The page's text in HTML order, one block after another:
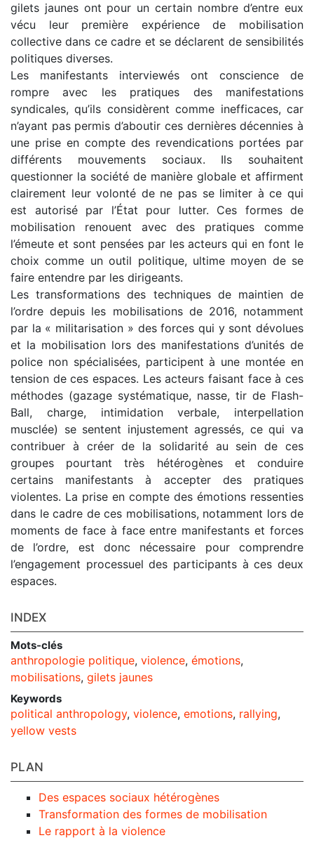
gilets jaunes ont pour un certain nombre d’entre eux
vécu leur première expérience de mobilisation
collective dans ce cadre et se déclarent de sensibilités
politiques diverses.
Les manifestants interviewés ont conscience de
rompre avec les pratiques des manifestations
syndicales, qu’ils considèrent comme inefficaces, car
n’ayant pas permis d’aboutir ces dernières décennies à
une prise en compte des revendications portées par
différents mouvements sociaux. Ils souhaitent
questionner la société de manière globale et affirment
clairement leur volonté de ne pas se limiter à ce qui
est autorisé par l’État pour lutter. Ces formes de
mobilisation renouent avec des pratiques comme
l’émeute et sont pensées par les acteurs qui en font le
choix comme un outil politique, ultime moyen de se
faire entendre par les dirigeants.
Les transformations des techniques de maintien de
l’ordre depuis les mobilisations de 2016, notamment
par la « militarisation » des forces qui y sont dévolues
et la mobilisation lors des manifestations d’unités de
police non spécialisées, participent à une montée en
tension de ces espaces. Les acteurs faisant face à ces
méthodes (gazage systématique, nasse, tir de Flash-
Ball, charge, intimidation verbale, interpellation
musclée) se sentent injustement agressés, ce qui va
contribuer à créer de la solidarité au sein de ces
groupes pourtant très hétérogènes et conduire
certains manifestants à accepter des pratiques
violentes. La prise en compte des émotions ressenties
dans le cadre de ces mobilisations, notamment lors de
moments de face à face entre manifestants et forces
de l’ordre, est donc nécessaire pour comprendre
l’engagement processuel des participants à ces deux
espaces.
INDEX
Mots-clés
anthropologie politique, violence, émotions,
mobilisations, gilets jaunes
Keywords
political anthropology, violence, emotions, rallying,
yellow vests
PLAN
Des espaces sociaux hétérogènes
Transformation des formes de mobilisation
Le rapport à la violence